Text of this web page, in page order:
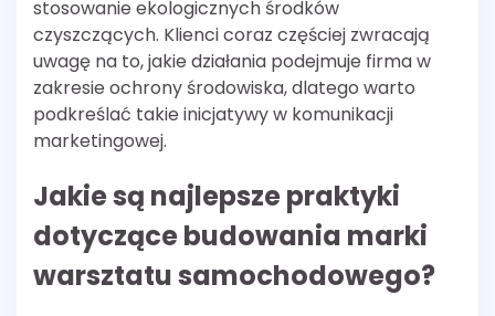
stosowanie ekologicznych środków
czyszczących. Klienci coraz częściej zwracają
uwagę na to, jakie działania podejmuje firma w
zakresie ochrony środowiska, dlatego warto
podkreślać takie inicjatywy w komunikacji
marketingowej.
Jakie są najlepsze praktyki
dotyczące budowania marki
warsztatu samochodowego?